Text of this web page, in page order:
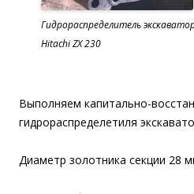
Гидрораспределитель
Hitachi ZX 230
Выполняем капитально-
гидрораспределетиля
Диаметр золотника секции 28